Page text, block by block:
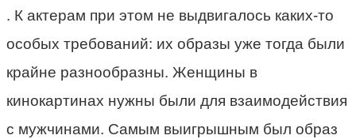
. К актерам при этом не выдвигалось каких-то
особых требований: их образы уже тогда были
крайне разнообразны. Женщины в
кинокартинах нужны были для взаимодействия
с мужчинами. Самым выигрышным был образ